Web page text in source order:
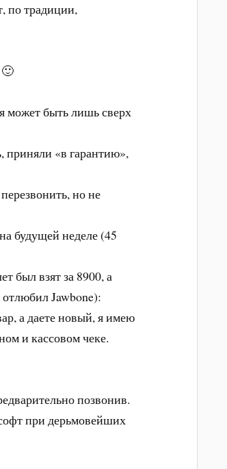
по традиции,
может быть лишь сверх
приняли «в гарантию»,
но не
будущей неделе (45
был взят за 8900, а
отлюбил Jawbone):
а даете новый, я имею
и кассовом чеке.
позвонив.
при дерьмовейших